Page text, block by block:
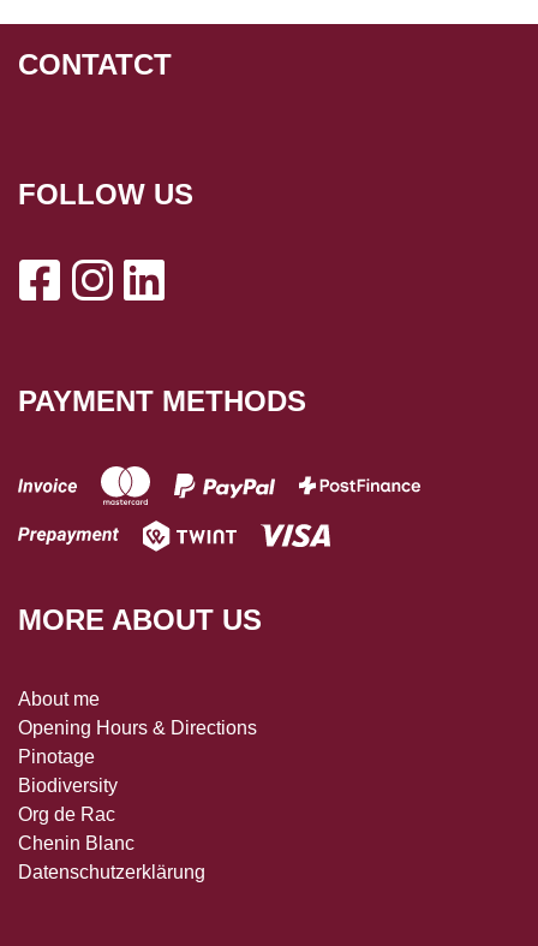
CONTATCT
FOLLOW US
PAYMENT METHODS
MORE ABOUT US
About me
Opening Hours & Directions
Pinotage
Biodiversity
Org de Rac
Chenin Blanc
Datenschutzerklärung